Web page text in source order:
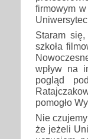
firmowym
Staram
szkoła
wpływ na
pogląd
pomogło
Nie
że jeżeli